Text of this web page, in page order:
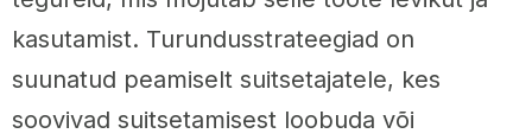
kasutamist. Turundusstrateegiad on
suunatud peamiselt suitsetajatele, kes
soovivad suitsetamisest loobuda või